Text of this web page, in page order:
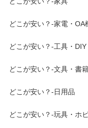
どこが安い？-家電・OA
どこが安い？-工具・DIY
どこが安い？-文具・書
どこが安い？-日用品
どこが安い？-玩具・ホ